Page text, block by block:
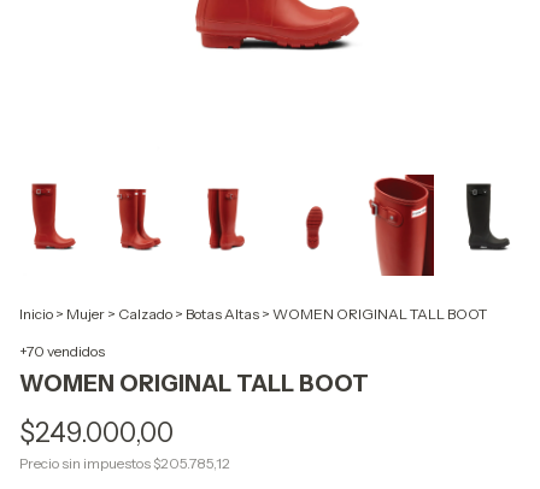
Inicio > Mujer > Calzado > Botas Altas > WOMEN ORIGINAL TALL BOOT
+70 vendidos
WOMEN ORIGINAL TALL BOOT
$249.000,00
Precio sin impuestos $205.785,12